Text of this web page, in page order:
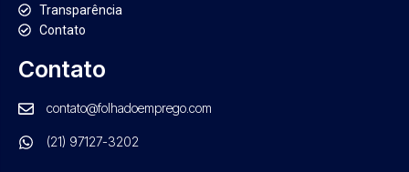
Transparência
Contato
Contato
contato@folhadoemprego.com
(21) 97127-3202